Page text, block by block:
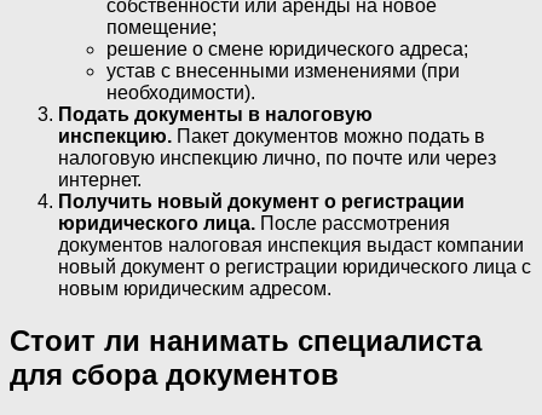
собственности или аренды на новое
помещение;
решение о смене юридического адреса;
устав с внесенными изменениями (при
необходимости).
Подать документы в налоговую
инспекцию. Пакет документов можно подать в
налоговую инспекцию лично, по почте или через
интернет.
Получить новый документ о регистрации
юридического лица. После рассмотрения
документов налоговая инспекция выдаст компании
новый документ о регистрации юридического лица с
новым юридическим адресом.
Стоит ли нанимать специалиста
для сбора документов